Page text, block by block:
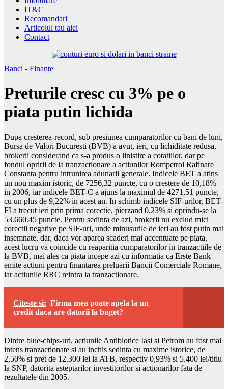
IT&C
Recomandari
Articolul tau aici
Contact
Banci - Finante
Preturile cresc cu 3% pe o
piata putin lichida
Dupa cresterea-record, sub presiunea cumparatorilor cu bani de luni,
Bursa de Valori Bucuresti (BVB) a avut, ieri, cu lichiditate redusa,
brokerii considerand ca s-a produs o linistire a cotatiilor, dar pe
fondul opririi de la tranzactionare a actiunilor Rompetrol Rafinare
Constanta pentru intrunirea adunarii generale. Indicele BET a atins
un nou maxim istoric, de 7256,32 puncte, cu o crestere de 10,18%
in 2006, iar indicele BET-C a ajuns la maximul de 4271,51 puncte,
cu un plus de 9,22% in acest an. In schimb indicele SIF-urilor, BET-
FI a trecut ieri prin prima corectie, pierzand 0,23% si oprindu-se la
53.660.45 puncte. Pentru sedinta de azi, brokerii nu exclud mici
corectii negative pe SIF-uri, unde minusurile de ieri au fost putin mai
insemnate, dar, daca vor aparea scaderi mai accentuate pe piata,
acest lucru va coincide cu reaparitia cumparatorilor in tranzactiile de
la BVB, mai ales ca piata incepe azi cu informatia ca Erste Bank
emite actiuni pentru finantarea preluarii Bancii Comerciale Romane,
iar actiunile RRC reintra la tranzactionare.
Citeste si: Firma mea poate apela la un
credit daca are datorii la buget?
Dintre blue-chips-uri, actiunile Antibiotice Iasi si Petrom au fost mai
intens tranzactionate si au inchis sedinta cu maxime istorice, de
2,50% si pret de 12.300 lei la ATB, respectiv 0,93% si 5.400 lei/titlu
la SNP, datorita asteptarilor investitorilor si actionarilor fata de
rezultatele din 2005.